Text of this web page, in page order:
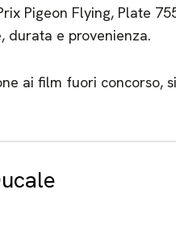
Pigeon Flying, Plate
durata e provenienza.
ai film fuori concorso,